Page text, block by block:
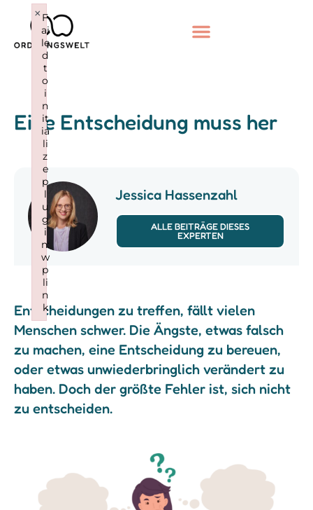
Eine Entscheidung muss her
Jessica Hassenzahl
ALLE BEITRÄGE DIESES
EXPERTEN
Entscheidungen zu treffen, fällt vielen
Menschen schwer. Die Ängste, etwas falsch
zu machen, eine Entscheidung zu bereuen,
oder etwas unwiederbringlich verändert zu
haben. Doch der größte Fehler ist, sich nicht
zu entscheiden.
F
ai
le
d
t
o
i
n
it
ia
li
z
e
p
l
u
g
i
n:
w
p
li
n
k
×
Failed to initialize plugin: wplink